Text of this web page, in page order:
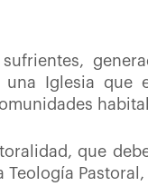
una Iglesia que
que